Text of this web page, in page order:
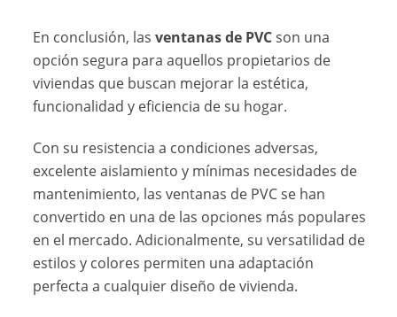
En conclusión, lasventanas de PVCson una
opción segura para aquellos propietarios de
viviendas que buscan mejorar la estética,
funcionalidad y eficiencia de su hogar.
Con su resistencia a condiciones adversas,
excelente aislamiento y mínimas necesidades de
mantenimiento, las ventanas de PVC se han
convertido en una de las opciones más populares
en el mercado. Adicionalmente, su versatilidad de
estilos y colores permiten una adaptación
perfecta a cualquier diseño de vivienda.